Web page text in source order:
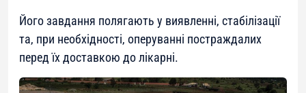
Його завдання полягають у виявленні, стабілізації
та, при необхідності, оперуванні постраждалих
перед їх доставкою до лікарні.